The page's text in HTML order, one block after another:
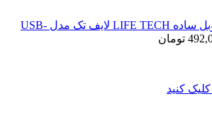
دسته بازی سیم دار دوبل ساده LIFE TECH لایف تک مدل USB-
تومان
کنید